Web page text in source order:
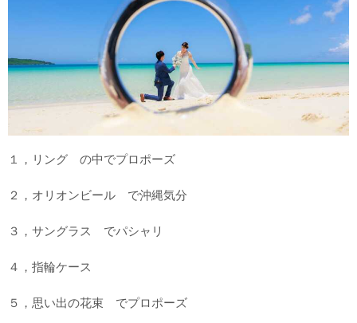
１，リング の中でプロポーズ
２，オリオンビール で沖縄気分
３，サングラス でパシャリ
４，指輪ケース
５，思い出の花束 でプロポーズ